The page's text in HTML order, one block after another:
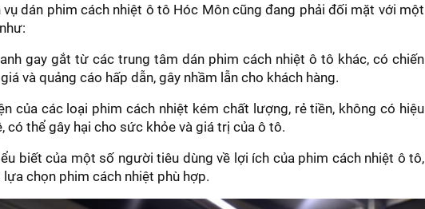
vụ dán phim cách nhiệt ô tô Hóc Môn cũng đang phải đối mặt với một
gay gắt từ các trung tâm dán phim cách nhiệt ô tô khác, có chiến
và quảng cáo hấp dẫn, gây nhầm lẫn cho khách hàng.
của các loại phim cách nhiệt kém chất lượng, rẻ tiền, không có hiệu
có thể gây hại cho sức khỏe và giá trị của ô tô.
biết của một số người tiêu dùng về lợi ích của phim cách nhiệt ô tô,
chọn phim cách nhiệt phù hợp.